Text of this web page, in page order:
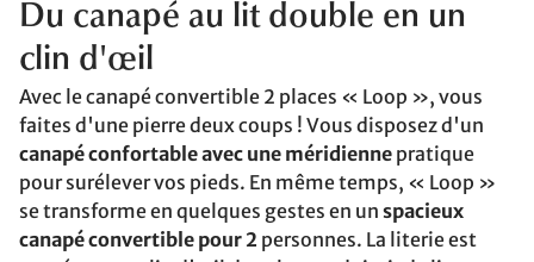
Du canapé au lit double en un
clin d'œil
Avec le canapé convertible 2 places « Loop », vous
faites d'une pierre deux coups ! Vous disposez d'un
canapé confortable avec une méridienne pratique
pour surélever vos pieds. En même temps, « Loop »
se transforme en quelques gestes en un spacieux
canapé convertible pour 2 personnes. La literie est